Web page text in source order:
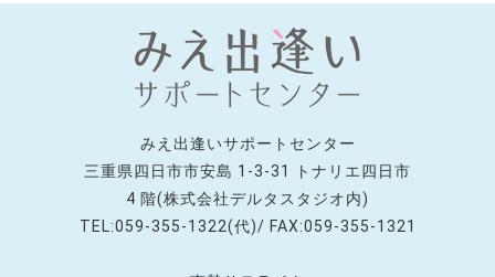
みえ出逢いサポートセンター
三重県四日市市安島 1-3-31 トナリエ四日市
4 階(株式会社デルタスタジオ内)
TEL:059-355-1322(代)/ FAX:059-355-1321